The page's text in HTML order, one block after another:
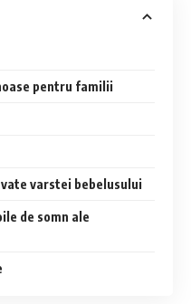
pentru familii
varstei bebelusului
de somn ale